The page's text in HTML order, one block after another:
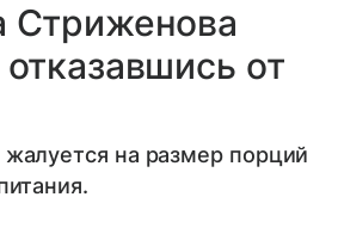
Стриженова
от
на размер порций